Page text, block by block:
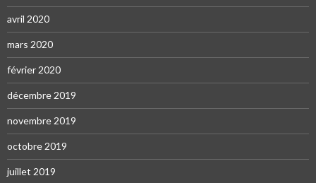
avril 2020
mars 2020
février 2020
décembre 2019
novembre 2019
octobre 2019
juillet 2019